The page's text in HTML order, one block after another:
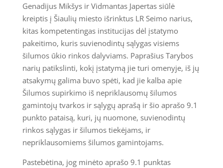
Genadijus Mikšys ir Vidmantas Japertas siūlė
kreiptis į Šiaulių miesto išrinktus LR Seimo narius,
kitas kompetentingas institucijas dėl įstatymo
pakeitimo, kuris suvienodintų sąlygas visiems
šilumos ūkio rinkos dalyviams. Paprašius Tarybos
narių patikslinti, kokį įstatymą jie turi omenyje, iš jų
atsakymų galima buvo spėti, kad jie kalba apie
Šilumos supirkimo iš nepriklausomų šilumos
gamintojų tvarkos ir sąlygų aprašą ir šio aprašo 9.1
punkto pataisą, kuri, jų nuomone, suvienodintų
rinkos sąlygas ir šilumos tiekėjams, ir
nepriklausomiems šilumos gamintojams.
Pastebėtina, jog minėto aprašo 9.1 punktas